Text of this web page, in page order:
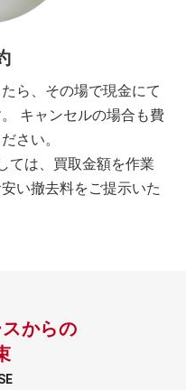
ら、その場で現金にて
キャンセルの場合も費
さい。
ては、買取金額を作業
い撤去料をご提示いた
からの